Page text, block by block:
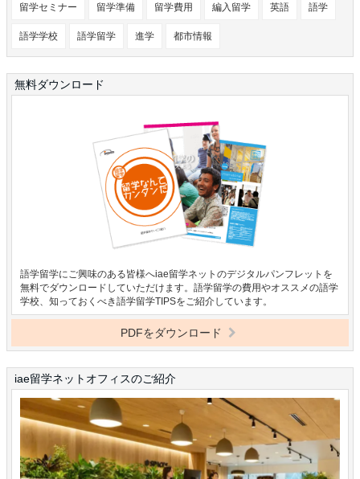
留学セミナー 留学準備 留学費用 編入留学 英語 語学
語学学校 語学留学 進学 都市情報
無料ダウンロード
語学留学にご興味のある皆様へiae留学ネットのデジタルパンフレットを
無料でダウンロードしていただけます。語学留学の費用やオススメの語学
学校、知っておくべき語学留学TIPSをご紹介しています。
PDFをダウンロード
iae留学ネットオフィスのご紹介